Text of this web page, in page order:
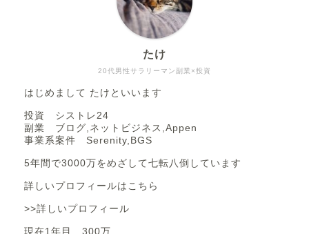
20代男性サラリーマン副業×投資
たけ
はじめまして たけといいます
投資 シストレ24
副業 ブログ,ネットビジネス,Appen
事業系案件 Serenity,BGS
5年間で3000万をめざして七転八倒しています
詳しいプロフィールはこちら
>>詳しいプロフィール
現在1年目 300万